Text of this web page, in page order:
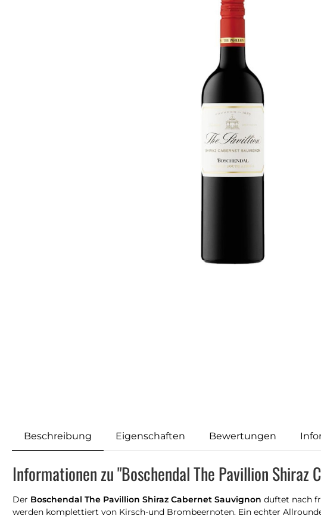
Beschreibung Eigenschaften Bewertungen
Informationen zu "Boschendal The Pavillion Shiraz
Der Boschendal The Pavillion Shiraz Cabernet Sauvignon duftet nach
werden komplettiert von Kirsch-und Brombeernoten. Ein echter